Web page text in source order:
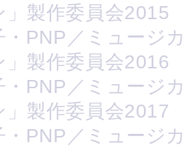
」製作委員会2015
PNP／ミュージ
」製作委員会2016
PNP／ミュージ
」製作委員会2017
PNP／ミュージ